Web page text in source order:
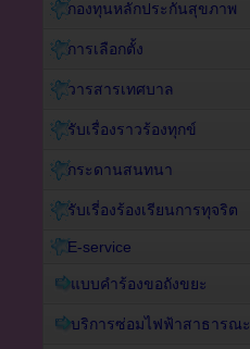
กองทุนหลักประกันสุขภาพ
การเลือกตั้ง
วารสารเทศบาล
รับเรื่องราวร้องทุกข์
กระดานสนทนา
รับเรี่องร้องเรียนการทุจริต
E-service
แบบคำร้องขอถังขยะ
บริการซ่อมไฟฟ้าสาธารณะ